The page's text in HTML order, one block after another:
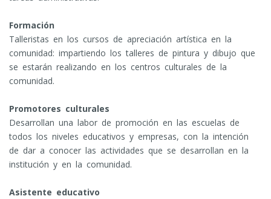
Formación
Talleristas en los cursos de apreciación artística en la
comunidad: impartiendo los talleres de pintura y dibujo que
se estarán realizando en los centros culturales de la
comunidad.
Promotores culturales
Desarrollan una labor de promoción en las escuelas de
todos los niveles educativos y empresas, con la intención
de dar a conocer las actividades que se desarrollan en la
institución y en la comunidad.
Asistente educativo